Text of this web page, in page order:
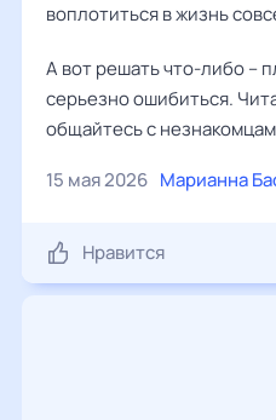
воплотиться в жизнь
А вот решать что-либо –
серьезно ошибиться.
общайтесь с
15 мая 2026 Марианна
Нравится